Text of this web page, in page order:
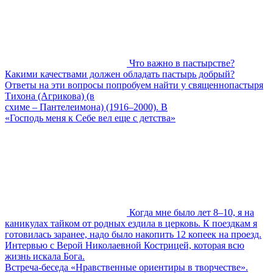
Что важно в пастырстве?
Какими качествами должен обладать пастырь добрый?
Ответы на эти вопросы попробуем найти у священнопастыря
Тихона (Агрикова) (в
схиме – Пантелеимона) (1916–2000). В
«Господь меня к Себе вел еще с детства»
Когда мне было лет 8–10, я на
каникулах тайком от родных ездила в церковь. К поездкам я
готовилась заранее, надо было накопить 12 копеек на проезд.
Интервью с Верой Николаевной Кострицей, которая всю
жизнь искала Бога.
Встреча-беседа «Нравственные ориентиры в творчестве».